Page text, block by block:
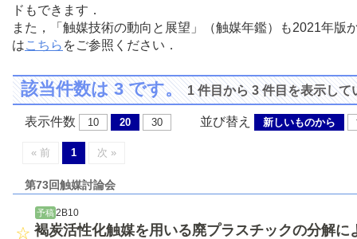
ドもできます．
また，「触媒技術の動向と展望」（触媒年鑑）も2021年
はこちら をご参照ください．
該当件数は 3 です。1 件目から 3 件目を表示して
表示件数 10 20 30 並び替え 新しいものから
« 前 1 次 »
第73回触媒討論会
予稿 2B10
褐炭活性化触媒を用いる廃プラスチックの分解に